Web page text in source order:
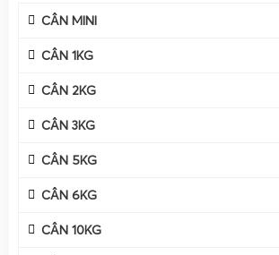
CÂN MINI
CÂN 1KG
CÂN 2KG
CÂN 3KG
CÂN 5KG
CÂN 6KG
CÂN 10KG
Cân tiểu li là gì? Đặc điểm kỹ thuật
mini 100g 200g 300g 500g 1000g
tử có kích thước nhỏ gọn, chuyên dùng
hàng hóa có khối lượng nhỏ nhưng yêu